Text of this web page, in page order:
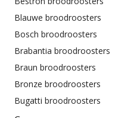
Blauwe broodroosters
Bosch broodroosters
Brabantia broodroosters
Braun broodroosters
Bronze broodroosters
Bugatti broodroosters